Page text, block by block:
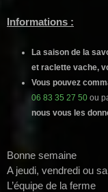
Informations :
La saison de la
et raclette vache,
Vous pouvez
06 83 35 27 50 ou
nous vous les
Bonne semaine
A jeudi, vendredi ou
L’équipe de la ferme